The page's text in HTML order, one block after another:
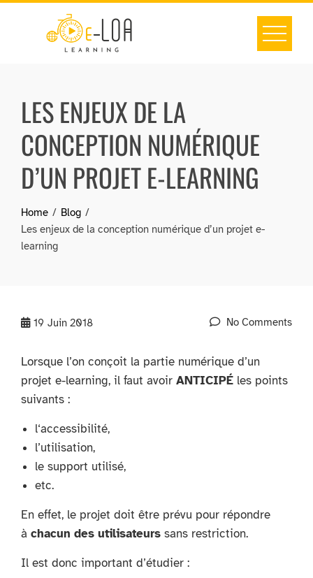
LES ENJEUX DE LA
CONCEPTION NUMÉRIQUE
D’UN PROJET E-LEARNING
Home
Blog
Les enjeux de la conception numérique d’un projet e-
learning
19 Juin 2018 No Comments
Lorsque l’on conçoit la partie numérique d’un
projet e-learning, il faut avoir ANTICIPÉ les points
suivants :
l‘accessibilité,
l’utilisation,
le support utilisé,
etc.
En effet, le projet doit être prévu pour répondre
à chacun des utilisateurs sans restriction.
Il est donc important d’étudier :